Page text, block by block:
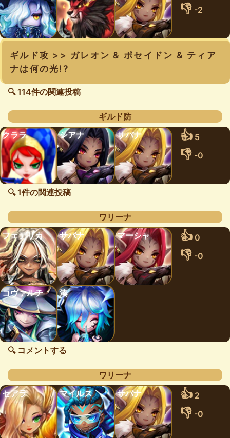
👎 -2
ギルド攻 >> ガレオン & ポセイドン & ティア
ナは何の光!?
🔍 114件の関連投稿
ギルド防
クララ
シアナ サバナ 👍 5
👎 -0
🔍 1件の関連投稿
ワリーナ
フェデリカ
サバナ マーシャ 👍 0
👎 -0
コヴァルチ 湊
🔍 コメントする
ワリーナ
セアラ
マイルス サバナ 👍 2
👎 -0